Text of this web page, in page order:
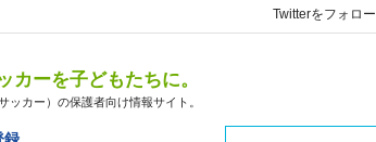
Twitterをフォロー
カーを子どもたちに。
ッカー）の保護者向け情報サイト。